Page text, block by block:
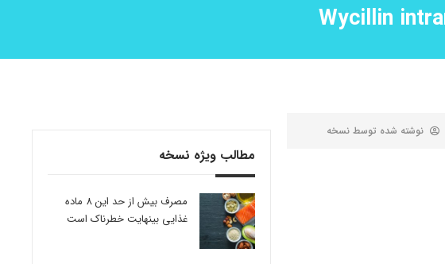
نوشته شده توسط نسخه
مطالب ویژه نسخه
مصرف بیش از حد این 8 ماده
غذایی بینهایت خطرناک است